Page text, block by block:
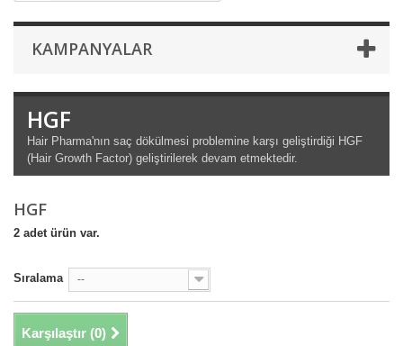
KAMPANYALAR
HGF
Hair Pharma'nın saç dökülmesi problemine karşı geliştirdiği HGF
(Hair Growth Factor) geliştirilerek devam etmektedir.
HGF
2 adet ürün var.
Sıralama --
Karşılaştır (0)